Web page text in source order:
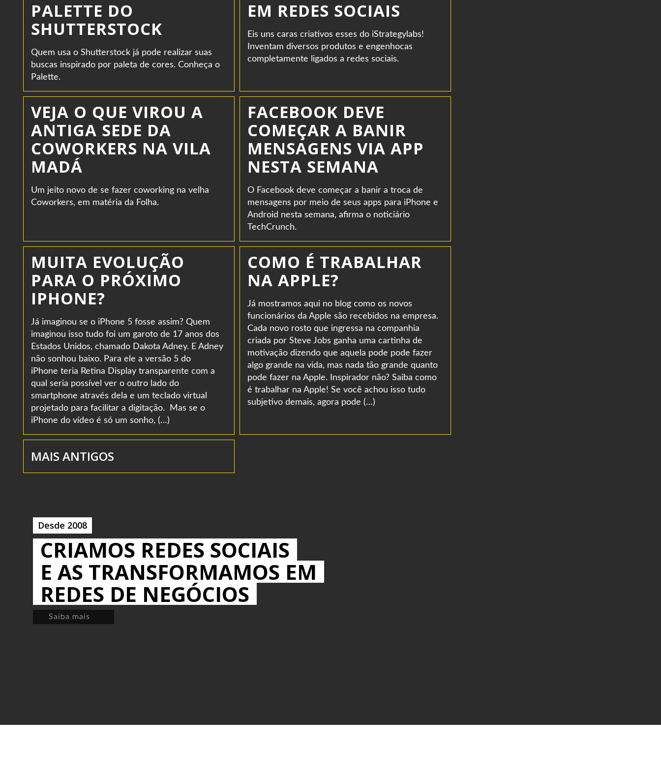
PALETTE DO
SHUTTERSTOCK
Quem usa o Shutterstock já pode realizar suas
buscas inspirado por paleta de cores. Conheça o
Palette.
EM REDES SOCIAIS
Eis uns caras criativos esses do iStrategylabs!
Inventam diversos produtos e engenhocas
completamente ligados a redes sociais.
VEJA O QUE VIROU A
ANTIGA SEDE DA
COWORKERS NA VILA
MADÁ
Um jeito novo de se fazer coworking na velha
Coworkers, em matéria da Folha.
FACEBOOK DEVE
COMEÇAR A BANIR
MENSAGENS VIA APP
NESTA SEMANA
O Facebook deve começar a banir a troca de
mensagens por meio de seus apps para iPhone e
Android nesta semana, afirma o noticiário
TechCrunch.
MUITA EVOLUÇÃO
PARA O PRÓXIMO
IPHONE?
Já imaginou se o iPhone 5 fosse assim? Quem
imaginou isso tudo foi um garoto de 17 anos dos
Estados Unidos, chamado Dakota Adney. E Adney
não sonhou baixo. Para ele a versão 5 do
iPhone teria Retina Display transparente com a
qual seria possível ver o outro lado do
smartphone através dela e um teclado virtual
projetado para facilitar a digitação. Mas se o
iPhone do vídeo é só um sonho, (…)
COMO É TRABALHAR
NA APPLE?
Já mostramos aqui no blog como os novos
funcionários da Apple são recebidos na empresa.
Cada novo rosto que ingressa na companhia
criada por Steve Jobs ganha uma cartinha de
motivação dizendo que aquela pode pode fazer
algo grande na vida, mas nada tão grande quanto
pode fazer na Apple. Inspirador não? Saiba como
é trabalhar na Apple! Se você achou isso tudo
subjetivo demais, agora pode (…)
MAIS ANTIGOS
Desde 2008
CRIAMOS REDES SOCIAIS
E AS TRANSFORMAMOS EM
REDES DE NEGÓCIOS
Saiba mais